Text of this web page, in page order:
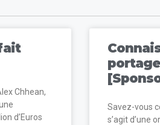
Chhean,
d’Euros
Savez-vous
s’agit d’une